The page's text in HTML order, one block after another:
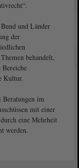
und Länder
der
behandelt,
Kultur.
Beratungen im
mit einer
eine Mehrheit
werden.